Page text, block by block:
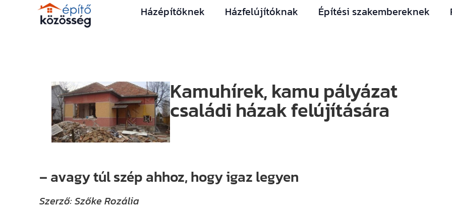
Házépítőknek Házfelújítóknak Építési szakembereknek
Kamuhírek, kamu pályázat
családi házak felújítására
– avagy túl szép ahhoz, hogy igaz legyen
Szerző: Szőke Rozália